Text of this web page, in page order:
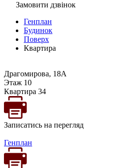
Замовити дзвінок
Генплан
Будинок
Поверх
Квартира
Драгомирова, 18А
Этаж 10
Квартира 34
Записатись на перегляд
Генплан